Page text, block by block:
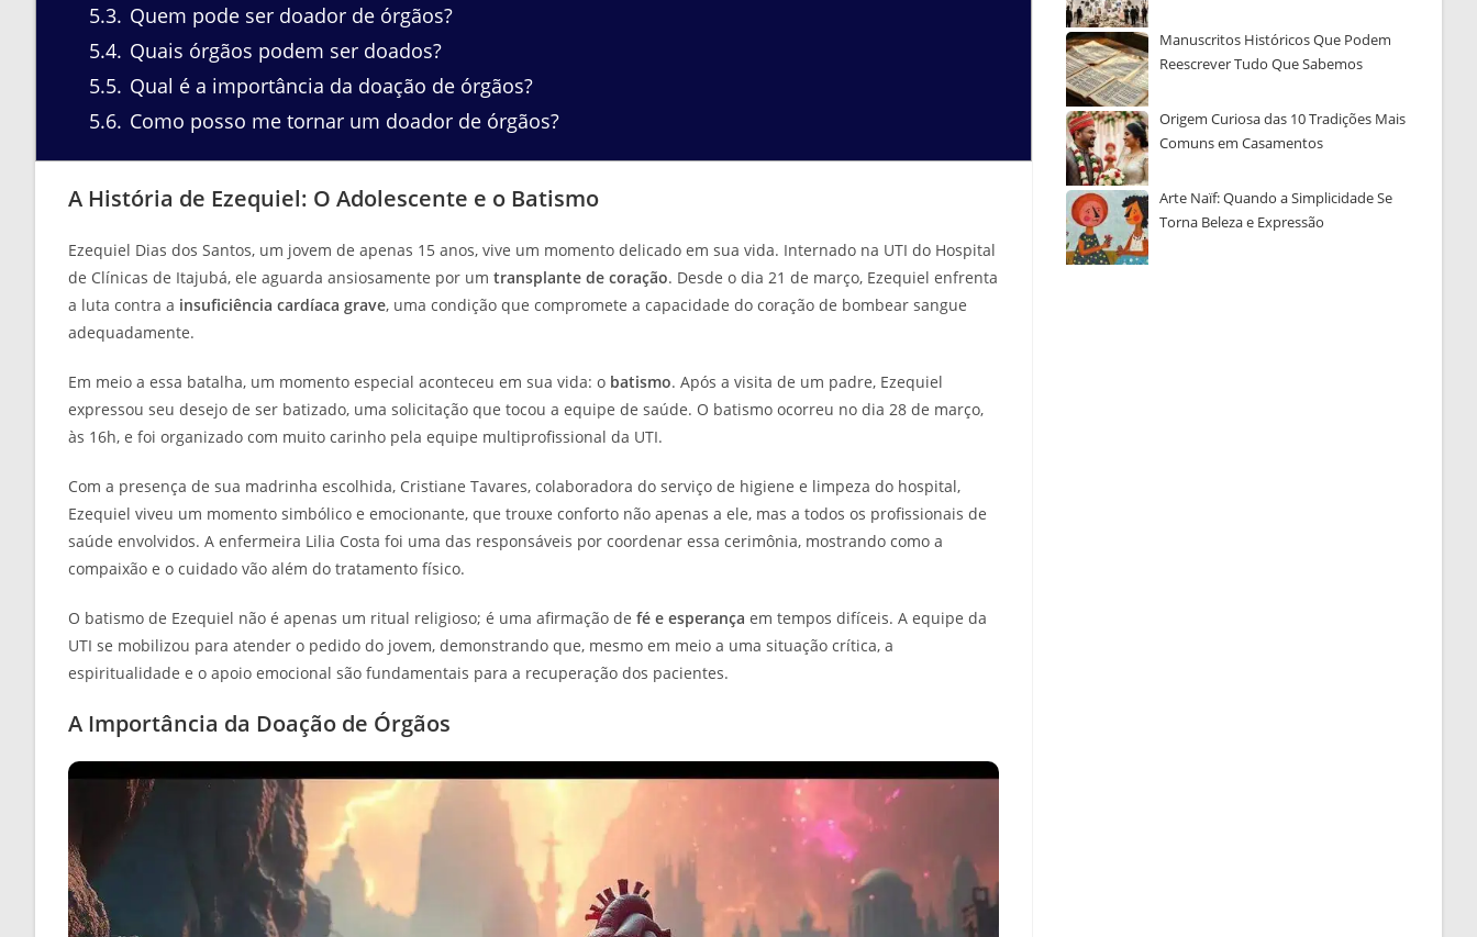
5.3 Quem pode ser doador de órgãos?
5.4 Quais órgãos podem ser doados?
5.5 Qual é a importância da doação de órgãos?
5.6 Como posso me tornar um doador de órgãos?
A História de Ezequiel: O Adolescente e o Batismo
Ezequiel Dias dos Santos, um jovem de apenas 15 anos, vive um momento delicado em sua vida. Internado na UTI do Hospital
de Clínicas de Itajubá, ele aguarda ansiosamente por um transplante de coração. Desde o dia 21 de março, Ezequiel enfrenta
a luta contra a insuficiência cardíaca grave, uma condição que compromete a capacidade do coração de bombear sangue
adequadamente.
Em meio a essa batalha, um momento especial aconteceu em sua vida: o batismo. Após a visita de um padre, Ezequiel
expressou seu desejo de ser batizado, uma solicitação que tocou a equipe de saúde. O batismo ocorreu no dia 28 de março,
às 16h, e foi organizado com muito carinho pela equipe multiprofissional da UTI.
Com a presença de sua madrinha escolhida, Cristiane Tavares, colaboradora do serviço de higiene e limpeza do hospital,
Ezequiel viveu um momento simbólico e emocionante, que trouxe conforto não apenas a ele, mas a todos os profissionais de
saúde envolvidos. A enfermeira Lilia Costa foi uma das responsáveis por coordenar essa cerimônia, mostrando como a
compaixão e o cuidado vão além do tratamento físico.
O batismo de Ezequiel não é apenas um ritual religioso; é uma afirmação de fé e esperança em tempos difíceis. A equipe da
UTI se mobilizou para atender o pedido do jovem, demonstrando que, mesmo em meio a uma situação crítica, a
espiritualidade e o apoio emocional são fundamentais para a recuperação dos pacientes.
A Importância da Doação de Órgãos
Manuscritos Históricos Que Podem
Reescrever Tudo Que Sabemos
Origem Curiosa das 10 Tradições Mais
Comuns em Casamentos
Arte Naïf: Quando a Simplicidade Se
Torna Beleza e Expressão